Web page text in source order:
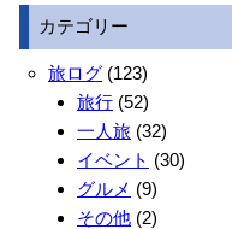
カテゴリー
旅ログ (123)
旅行 (52)
一人旅 (32)
イベント (30)
グルメ (9)
その他 (2)